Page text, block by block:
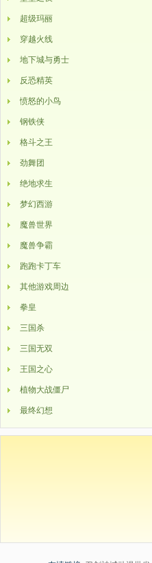
超级玛丽
穿越火线
地下城与勇士
反恐精英
愤怒的小鸟
钢铁侠
格斗之王
劲舞团
绝地求生
梦幻西游
魔兽世界
魔兽争霸
跑跑卡丁车
其他游戏周边
拳皇
三国杀
三国无双
王国之心
植物大战僵尸
最终幻想